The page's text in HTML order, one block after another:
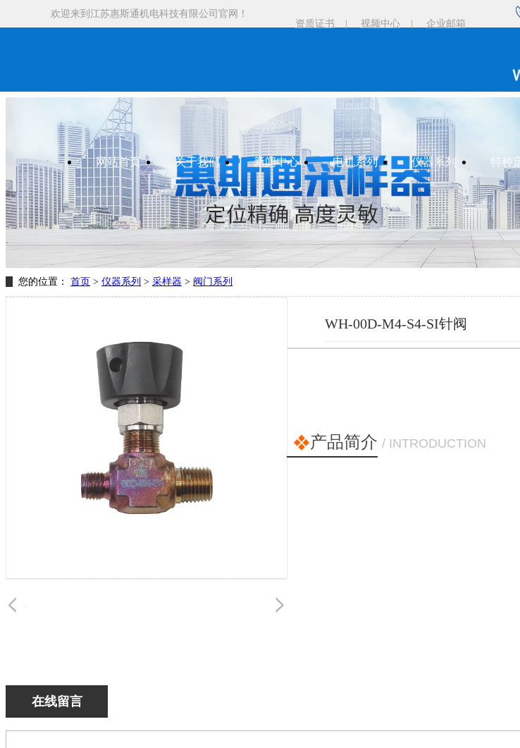
欢迎来到江苏惠斯通机电科技有限公司官网！
资质证书
视频中心 企业邮箱
网站首页 关于我们 新闻中心 电机系列 仪器系列 特种
您的位置： 首页 > 仪器系列 > 采样器 > 阀门系列
WH-00D-M4-S4-SI针阀
产品简介 / INTRODUCTION
在线留言